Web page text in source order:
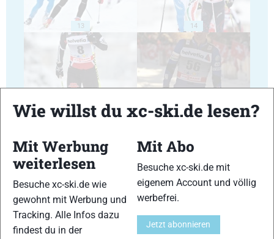
13 14
15 16
17
Wie willst du xc-ski.de lesen?
Mit Werbung
weiterlesen
Besuche xc-ski.de wie
gewohnt mit Werbung und
Tracking. Alle Infos dazu
findest du in der
Mit Abo
Besuche xc-ski.de mit
eigenem Account und völlig
werbefrei.
Jetzt abonnieren